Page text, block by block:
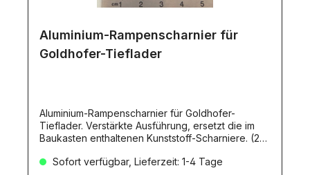
Aluminium-Rampenscharnier für
Goldhofer-Tieflader
Aluminium-Rampenscharnier für Goldhofer-
Tieflader. Verstärkte Ausführung, ersetzt die im
Baukasten enthaltenen Kunststoff-Scharniere. (2
Sofort verfügbar, Lieferzeit: 1-4 Tage